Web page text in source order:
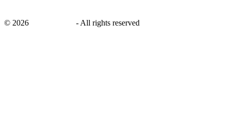
© 2026 - All rights reserved